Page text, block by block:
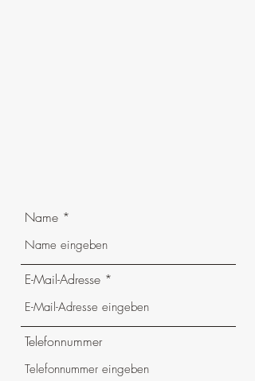
Name
E-Mail-Adresse
Telefonnummer